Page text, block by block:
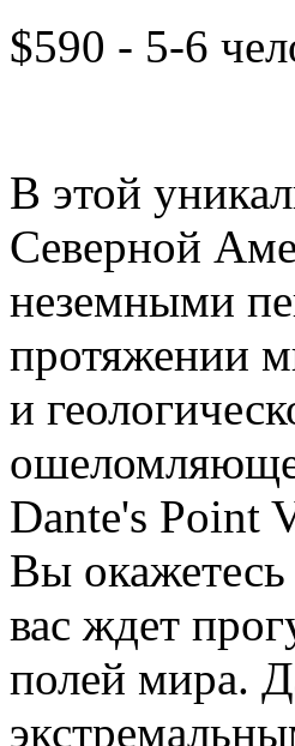
$590 - 5-6
В этой
Северной
неземными
протяжении
и
Dante's Point
Вы
вас ждет
полей мира.